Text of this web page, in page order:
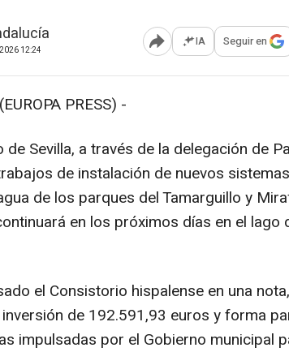
12:24 Abrir opciones para
IA Seguir en
PRESS) -
de Sevilla, a través de la delegación de
de instalación de nuevos
de los parques del Tamarguillo y
en los próximos días en el lago
el Consistorio hispalense en una
de 192.591,93 euros y forma
impulsadas por el Gobierno municipal